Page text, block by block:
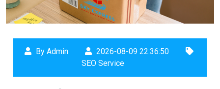
By Admin
2026-08-09 22:36:50
SEO Service